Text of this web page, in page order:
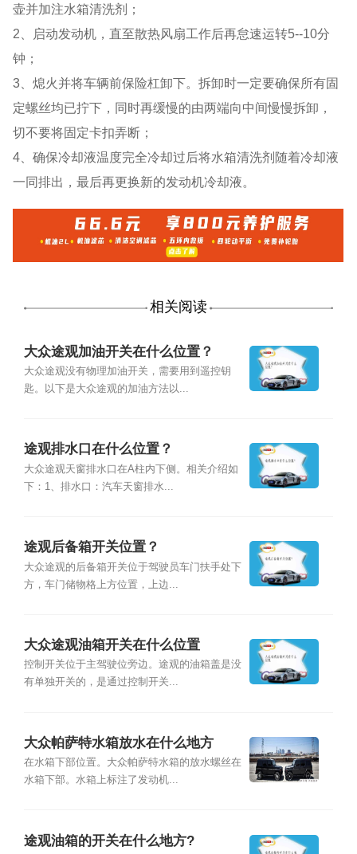
壶并加注水箱清洗剂；
2、启动发动机，直至散热风扇工作后再怠速运转5--10分
钟；
3、熄火并将车辆前保险杠卸下。拆卸时一定要确保所有固
定螺丝均已拧下，同时再缓慢的由两端向中间慢慢拆卸，
切不要将固定卡扣弄断；
4、确保冷却液温度完全冷却过后将水箱清洗剂随着冷却液
一同排出，最后再更换新的发动机冷却液。
相关阅读
大众途观加油开关在什么位置？
大众途观没有物理加油开关，需要用到遥控钥
匙。以下是大众途观的加油方法以...
途观排水口在什么位置？
大众途观天窗排水口在A柱内下侧。相关介绍如
下：1、排水口：汽车天窗排水...
途观后备箱开关位置？
大众途观的后备箱开关位于驾驶员车门扶手处下
方，车门储物格上方位置，上边...
大众途观油箱开关在什么位置
控制开关位于主驾驶位旁边。途观的油箱盖是没
有单独开关的，是通过控制开关...
大众帕萨特水箱放水在什么地方
在水箱下部位置。大众帕萨特水箱的放水螺丝在
水箱下部。水箱上标注了发动机...
途观油箱的开关在什么地方?